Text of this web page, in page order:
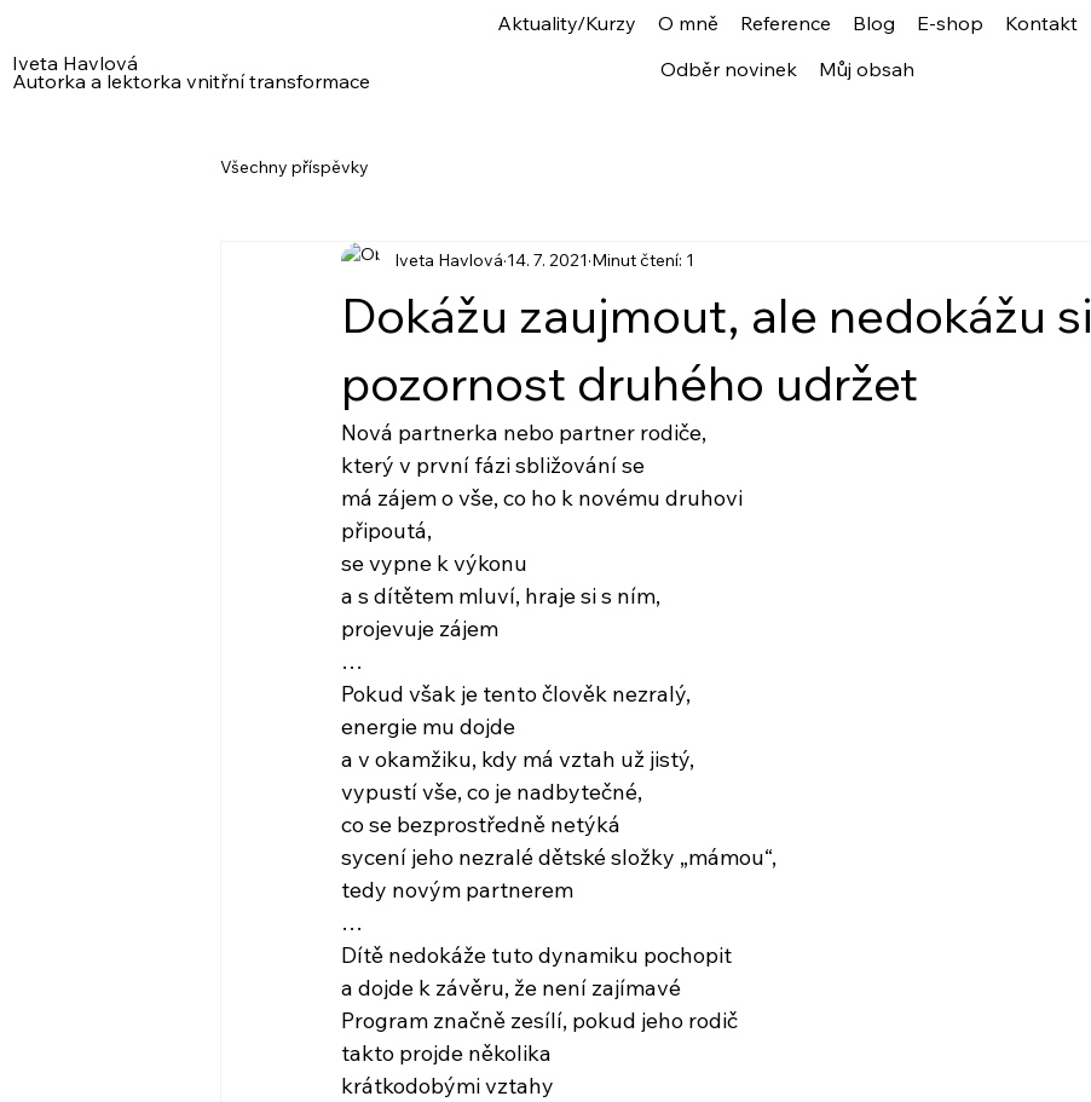
Iveta Havlová
Autorka a lektorka vnitřní transformace
Aktuality/Kurzy O mně Reference Blog E-shop
Kontakt
Odběr novinek
Můj obsah
Všechny příspěvky
Dokážu zaujmout, ale nedokážu si
pozornost druhého udržet
Iveta Havlová 14. 7. 2021 Minut čtení: 1
Nová partnerka nebo partner rodiče,
který v první fázi sbližování se
má zájem o vše, co ho k novému druhovi
připoutá,
se vypne k výkonu
a s dítětem mluví, hraje si s ním,
projevuje zájem
…
Pokud však je tento člověk nezralý,
energie mu dojde
a v okamžiku, kdy má vztah už jistý,
vypustí vše, co je nadbytečné,
co se bezprostředně netýká
sycení jeho nezralé dětské složky „mámou“,
tedy novým partnerem
…
Dítě nedokáže tuto dynamiku pochopit
a dojde k závěru, že není zajímavé
Program značně zesílí, pokud jeho rodič
takto projde několika
krátkodobými vztahy